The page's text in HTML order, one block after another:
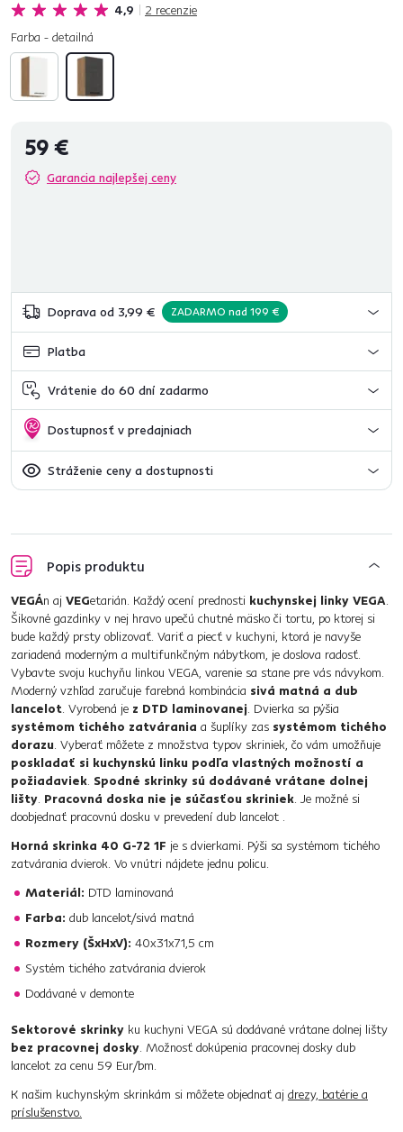
4,9 2 recenzie
Farba - detailná
59 €
Garancia najlepšej ceny
Doprava od 3,99 € ZADARMO nad 199 €
Platba
Vrátenie do 60 dní zadarmo
Dostupnosť v predajniach
Stráženie ceny a dostupnosti
Popis produktu
VEGÁn aj VEGetarián. Každý ocení prednosti kuchynskej linky VEGA.
Šikovné gazdinky v nej hravo upečú chutné mäsko či tortu, po ktorej si
bude každý prsty oblizovať. Variť a piecť v kuchyni, ktorá je navyše
zariadená moderným a multifunkčným nábytkom, je doslova radosť.
Vybavte svoju kuchyňu linkou VEGA, varenie sa stane pre vás návykom.
Moderný vzhľad zaručuje farebná kombinácia sivá matná a dub
lancelot. Vyrobená je z DTD laminovanej. Dvierka sa pýšia
systémom tichého zatvárania a šuplíky zas systémom tichého
dorazu. Vyberať môžete z množstva typov skriniek, čo vám umožňuje
poskladať si kuchynskú linku podľa vlastných možností a
požiadaviek. Spodné skrinky sú dodávané vrátane dolnej
lišty. Pracovná doska nie je súčasťou skriniek. Je možné si
doobjednať pracovnú dosku v prevedení dub lancelot .
Horná skrinka 40 G-72 1F je s dvierkami. Pýši sa systémom tichého
zatvárania dvierok. Vo vnútri nájdete jednu policu.
Materiál: DTD laminovaná
Farba: dub lancelot/sivá matná
Rozmery (ŠxHxV): 40x31x71,5 cm
Systém tichého zatvárania dvierok
Dodávané v demonte
Sektorové skrinky ku kuchyni VEGA sú dodávané vrátane dolnej lišty
bez pracovnej dosky. Možnosť dokúpenia pracovnej dosky dub
lancelot za cenu 59 Eur/bm.
K našim kuchynským skrinkám si môžete objednať aj drezy, batérie a
príslušenstvo.